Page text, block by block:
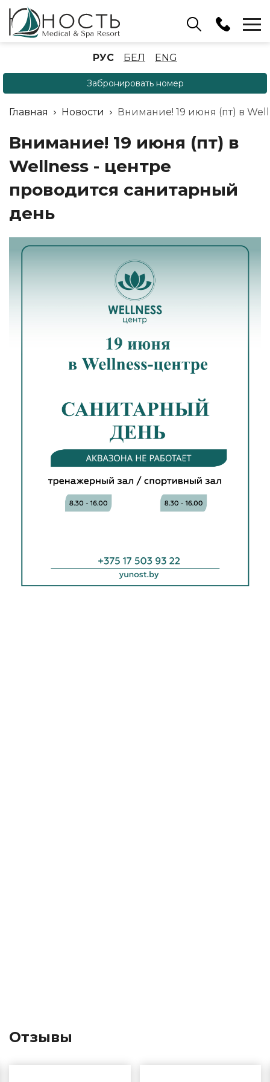
Бассейн
+375 (17) 503 93 22
Аренда беседок
+375 (33) 902 35 07
Отдел бронирования
+375 (17) 503 91 10
РУС БЕЛ ENG
Забронировать номер
Главная Новости Внимание! 19 июня (пт) в
Внимание! 19 июня (пт) в
Wellness - центре
проводится санитарный
день
Отзывы